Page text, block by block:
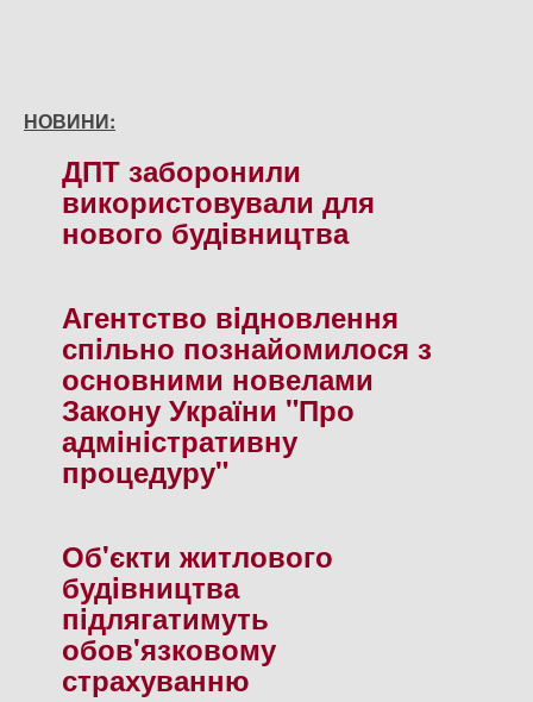
НОВИНИ:
ДПТ заборонили
використовували для
нового будiвництва
Агентство вiдновлення
спiльно познайомилося з
основними новелами
Закону України "Про
адмiнiстративну
процедуру"
Об'єкти житлового
будiвництва
пiдлягатимуть
обов'язковому
страхуванню